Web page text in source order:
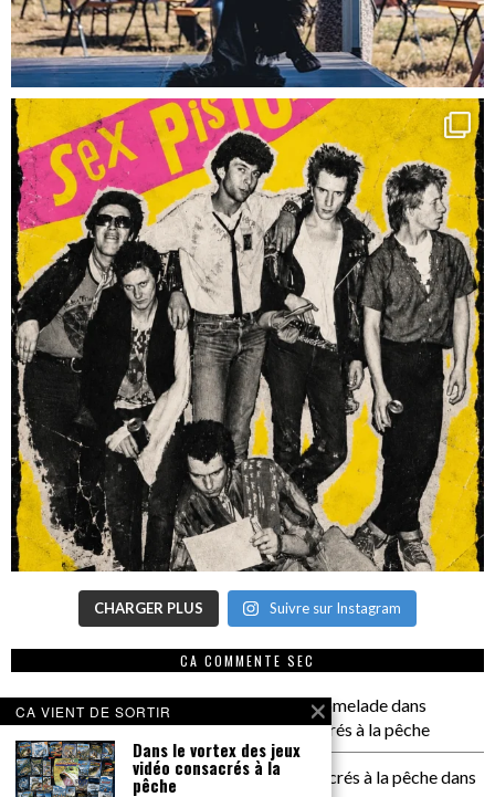
CHARGER PLUS Suivre sur Instagram
CA COMMENTE SEC
il a pas de genoux Messi comme P comeladedans
Dans le vortex des jeux vidéo consacrés à la pêche
Dans le vortex des jeux vidéos consacrés à la pêchedans
CA VIENT DE SORTIR
Dans le vortex des jeux
vidéo consacrés à la
pêche